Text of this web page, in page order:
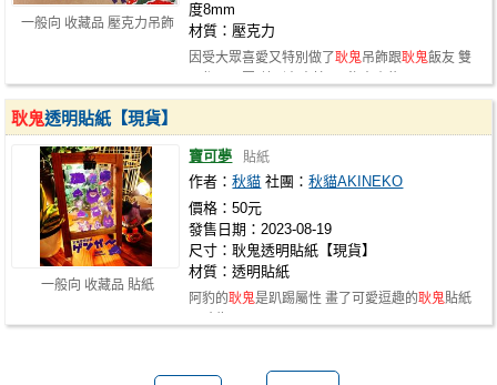
一般向 收藏品 壓克力吊飾
度8mm
材質：壓克力
因受大眾喜愛又特別做了耿鬼吊飾跟耿鬼飯友 雙
一般向 收藏品 貼紙
耿鬼透明貼紙【現貨】
寶可夢 貼紙
作者：秋貓 社團：秋貓AKINEKO
價格：50元
發售日期：2023-08-19
尺寸：耿鬼透明貼紙【現貨】
材質：透明貼紙
阿豹的耿鬼是趴踢屬性 畫了可愛逗趣的耿鬼貼紙